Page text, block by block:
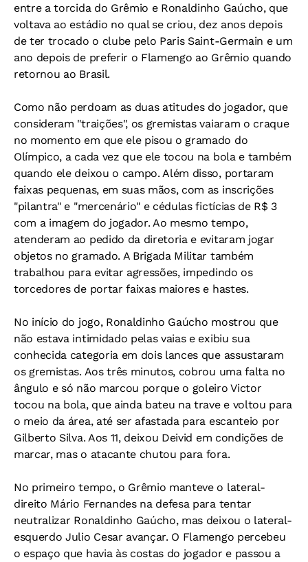
entre a torcida do Grêmio e Ronaldinho Gaúcho, que
voltava ao estádio no qual se criou, dez anos depois
de ter trocado o clube pelo Paris Saint-Germain e um
ano depois de preferir o Flamengo ao Grêmio quando
retornou ao Brasil.
Como não perdoam as duas atitudes do jogador, que
consideram "traições", os gremistas vaiaram o craque
no momento em que ele pisou o gramado do
Olímpico, a cada vez que ele tocou na bola e também
quando ele deixou o campo. Além disso, portaram
faixas pequenas, em suas mãos, com as inscrições
"pilantra" e "mercenário" e cédulas fictícias de R$ 3
com a imagem do jogador. Ao mesmo tempo,
atenderam ao pedido da diretoria e evitaram jogar
objetos no gramado. A Brigada Militar também
trabalhou para evitar agressões, impedindo os
torcedores de portar faixas maiores e hastes.
No início do jogo, Ronaldinho Gaúcho mostrou que
não estava intimidado pelas vaias e exibiu sua
conhecida categoria em dois lances que assustaram
os gremistas. Aos três minutos, cobrou uma falta no
ângulo e só não marcou porque o goleiro Victor
tocou na bola, que ainda bateu na trave e voltou para
o meio da área, até ser afastada para escanteio por
Gilberto Silva. Aos 11, deixou Deivid em condições de
marcar, mas o atacante chutou para fora.
No primeiro tempo, o Grêmio manteve o lateral-
direito Mário Fernandes na defesa para tentar
neutralizar Ronaldinho Gaúcho, mas deixou o lateral-
esquerdo Julio Cesar avançar. O Flamengo percebeu
o espaço que havia às costas do jogador e passou a